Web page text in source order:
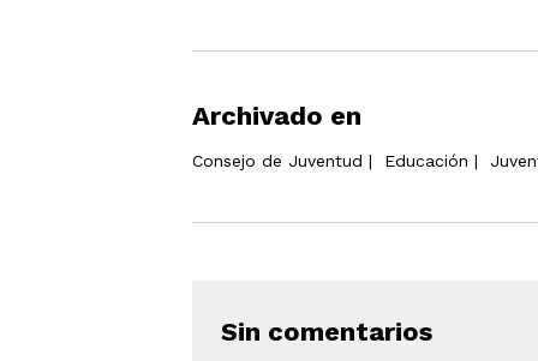
Archivado en
Consejo de Juventud | Educación |
Sin comentarios